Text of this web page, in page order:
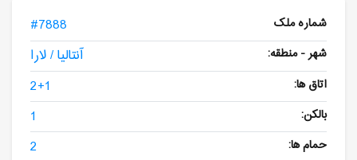
شماره ملک #7888
شهر - منطقه: آنتالیا / لارا
اتاق ها: 2+1
بالکن: 1
حمام ها: 2